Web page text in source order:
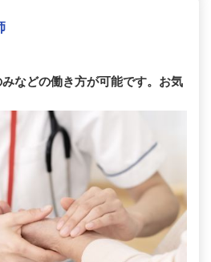
などの働き方が可能です。お気